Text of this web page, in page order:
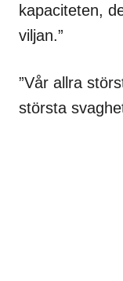
kapaciteten,
viljan.”
”Vår allra
största